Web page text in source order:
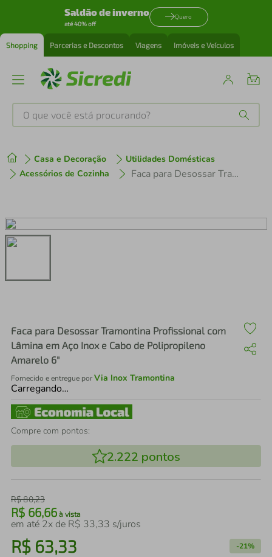
Saldão de inverno
até 40% off
Quero
Shopping Parcerias e Descontos Viagens Imóveis e Veículos
O que você está procurando?
Casa e Decoração
Utilidades Domésticas
Acessórios de Cozinha
Faca para Desossar Tramontina Profissional com Lâmina em Aço Inox e Cabo de Polipropileno Amarelo 6"
Faca para Desossar Tramontina Profissional com
Lâmina em Aço Inox e Cabo de Polipropileno
Amarelo 6"
Fornecido e entregue porVia Inox Tramontina
Carregando…
Compre com pontos:
2.222 pontos
R$80,23
R$ 66,66 à vista
em até 2x de R$ 33,33 s/juros
R$ 63,33 -21%
1º tenis
3º